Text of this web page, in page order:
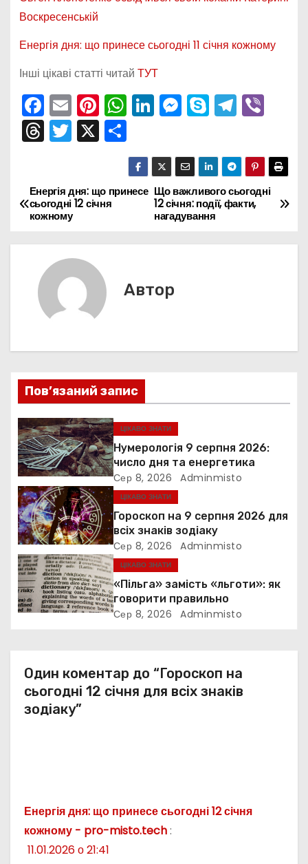
Воскресенській
Енергія дня: що принесе сьогодні 11 січня кожному
Інші цікаві статті читай ТУТ
F
a
c
b
o
o
k
E
m
ai
Pi
nt
er
st
W
h
a
ts
A
p
Li
n
k
e
dI
n
M
e
s
s
e
n
g
S
k
y
p
e
T
el
e
gr
a
m
Vi
er
T
hr
a
d
s
T
w
er
X П
о
ді
л
т
с
Н
а
ц
і
я
з
а
п
и
с
і
Що важливого сьогодні
12 січня: події, факти,
нагадування
Енергія дня: що принесе
сьогодні 12 січня
кожному
Автор
Пов’язаний запис
ЦІКАВО ЗНАТИ
Нумерологія 9 серпня 2026:
число дня та енергетика
Сер 8, 2026 Adminmisto
ЦІКАВО ЗНАТИ
Гороскоп на 9 серпня 2026 для
всіх знаків зодіаку
Сер 8, 2026 Adminmisto
ЦІКАВО ЗНАТИ
«Пільга» замість «льготи»: як
говорити правильно
Сер 8, 2026 Adminmisto
Один коментар до “Гороскоп на
сьогодні 12 січня для всіх знаків
зодіаку”
Енергія дня: що принесе сьогодні 12 січня
кожному - pro-misto.tech:
11.01.2026 о 21:41